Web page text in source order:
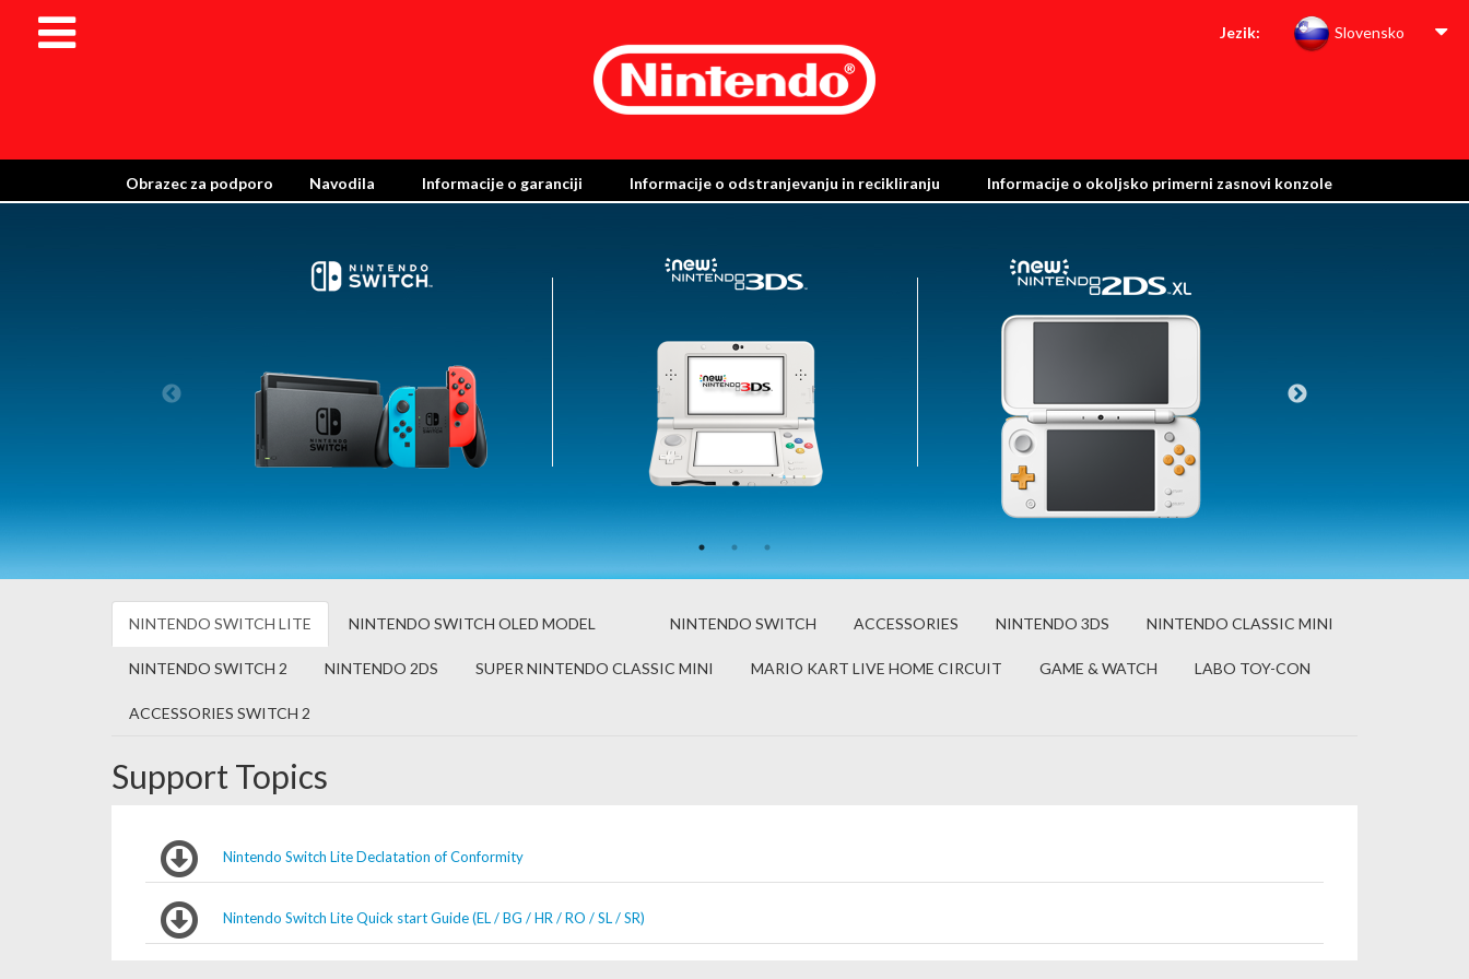
Jezik: Slovensko
Obrazec za podporo Navodila Informacije o garanciji Informacije o odstranjevanju in recikliranju Informacije o okoljsko primerni zasnovi konzole
NINTENDO SWITCH LITE NINTENDO SWITCH OLED MODEL NINTENDO SWITCH ACCESSORIES NINTENDO 3DS NINTENDO CLASSIC MINI
NINTENDO SWITCH 2 NINTENDO 2DS SUPER NINTENDO CLASSIC MINI MARIO KART LIVE HOME CIRCUIT GAME & WATCH LABO TOY-CON
ACCESSORIES SWITCH 2
Support Topics
Nintendo Switch Lite Declatation of Conformity
Nintendo Switch Lite Quick start Guide (EL / BG / HR / RO / SL / SR)